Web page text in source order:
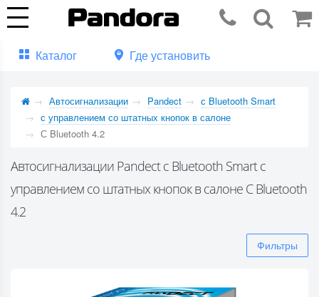
Каталог Где установить
Автосигнализации Pandect
с Bluetooth Smart
с управлением со штатных кнопок в салоне
С Bluetooth 4.2
Автосигнализации Pandect с Bluetooth Smart с
управлением со штатных кнопок в салоне С Bluetooth
4.2
Фильтры